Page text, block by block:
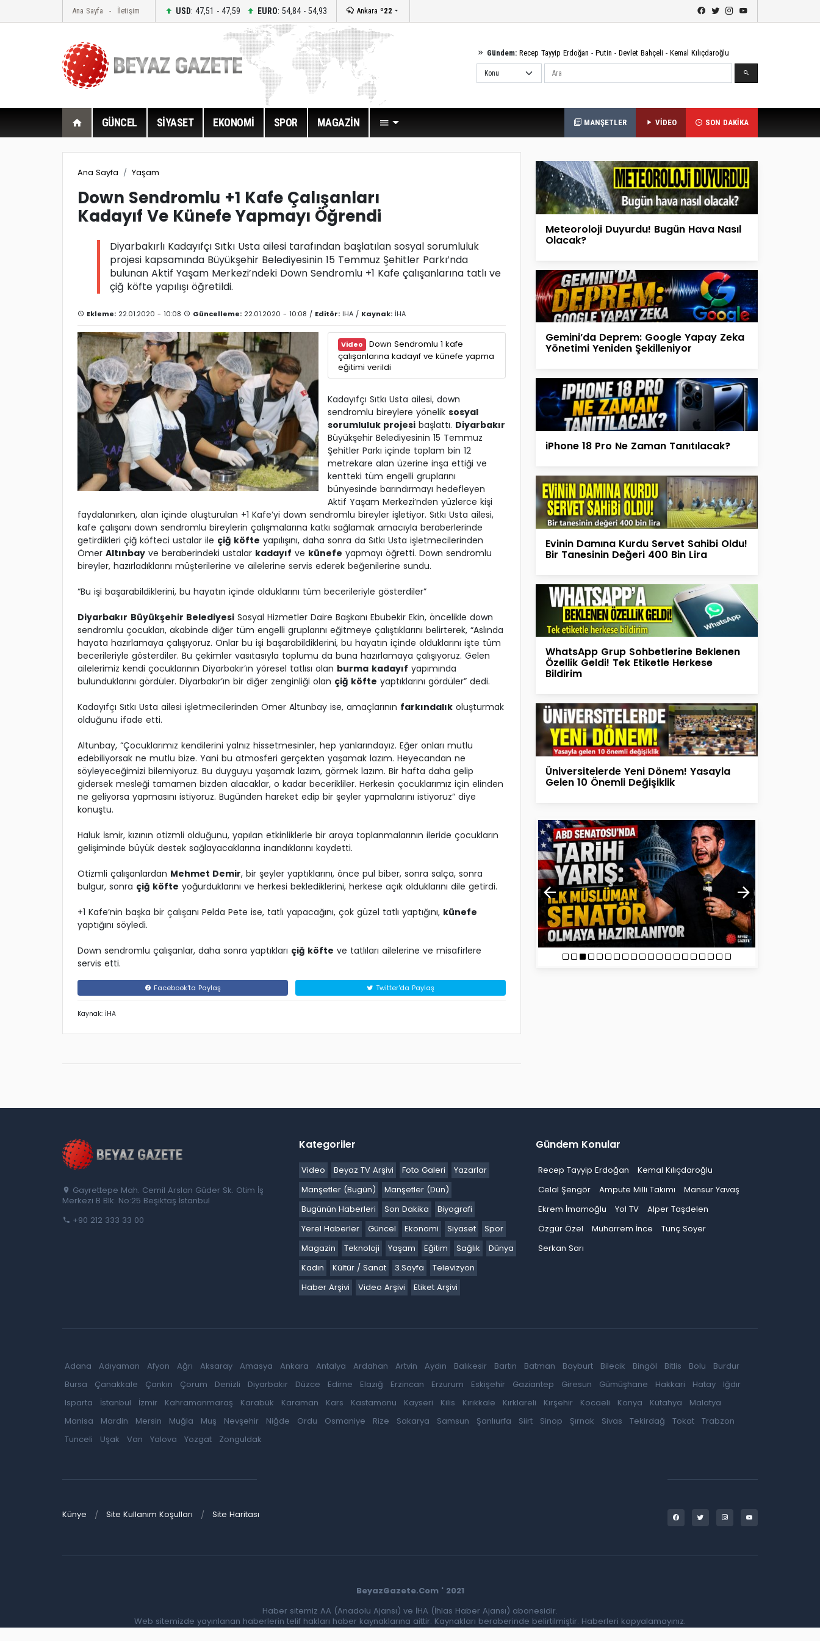
Ana Sayfa İletişim USD: 47,51 - 47,59 EURO: 54,84 - 54,93 Ankara º22
Gündem: Recep Tayyip Erdoğan - Putin - Devlet Bahçeli - Kemal Kılıçdaroğlu
Ara
GÜNCEL SİYASET EKONOMİ SPOR MAGAZİN MANŞETLER VİDEO SON DAKİKA
Ana Sayfa Yaşam
Down Sendromlu +1 Kafe Çalışanları
Kadayıf Ve Künefe Yapmayı Öğrendi
Diyarbakırlı Kadayıfçı Sıtkı Usta ailesi tarafından başlatılan sosyal sorumluluk
projesi kapsamında Büyükşehir Belediyesinin 15 Temmuz Şehitler Parkı’nda
bulunan Aktif Yaşam Merkezi’ndeki Down Sendromlu +1 Kafe çalışanlarına tatlı ve
çiğ köfte yapılışı öğretildi.
Ekleme: 22.01.2020 - 10:08 Güncelleme: 22.01.2020 - 10:08 / Editör: IHA / Kaynak: İHA
Video
Down Sendromlu 1 kafe
çalışanlarına kadayıf ve künefe yapma
eğitimi verildi
Kadayıfçı Sıtkı Usta ailesi, down
sendromlu bireylere yönelik sosyal
sorumluluk projesi başlattı. Diyarbakır
Büyükşehir Belediyesinin 15 Temmuz
Şehitler Parkı içinde toplam bin 12
metrekare alan üzerine inşa ettiği ve
kentteki tüm engelli gruplarını
bünyesinde barındırmayı hedefleyen
Aktif Yaşam Merkezi’nden yüzlerce kişi
faydalanırken, alan içinde oluşturulan +1 Kafe’yi down sendromlu bireyler işletiyor. Sıtkı Usta ailesi,
kafe çalışanı down sendromlu bireylerin çalışmalarına katkı sağlamak amacıyla beraberlerinde
getirdikleri çiğ köfteci ustalar ile çiğ köfte yapılışını, daha sonra da Sıtkı Usta işletmecilerinden
Ömer Altınbay ve beraberindeki ustalar kadayıf ve künefe yapmayı öğretti. Down sendromlu
bireyler, hazırladıklarını müşterilerine ve ailelerine servis ederek beğenilerine sundu.
“Bu işi başarabildiklerini, bu hayatın içinde olduklarını tüm becerileriyle gösterdiler”
Diyarbakır Büyükşehir Belediyesi Sosyal Hizmetler Daire Başkanı Ebubekir Ekin, öncelikle down
sendromlu çocukları, akabinde diğer tüm engelli gruplarını eğitmeye çalıştıklarını belirterek, “Aslında
hayata hazırlamaya çalışıyoruz. Onlar bu işi başarabildiklerini, bu hayatın içinde olduklarını işte tüm
becerileriyle gösterdiler. Bu çekimler vasıtasıyla toplumu da buna hazırlamaya çalışıyoruz. Gelen
ailelerimiz kendi çocuklarının Diyarbakır’ın yöresel tatlısı olan burma kadayıf yapımında
bulunduklarını gördüler. Diyarbakır’ın bir diğer zenginliği olan çiğ köfte yaptıklarını gördüler” dedi.
Kadayıfçı Sıtkı Usta ailesi işletmecilerinden Ömer Altunbay ise, amaçlarının farkındalık oluşturmak
olduğunu ifade etti.
Altunbay, “Çocuklarımız kendilerini yalnız hissetmesinler, hep yanlarındayız. Eğer onları mutlu
edebiliyorsak ne mutlu bize. Yani bu atmosferi gerçekten yaşamak lazım. Heyecandan ne
söyleyeceğimizi bilemiyoruz. Bu duyguyu yaşamak lazım, görmek lazım. Bir hafta daha gelip
gidersek mesleği tamamen bizden alacaklar, o kadar becerikliler. Herkesin çocuklarımız için elinden
ne geliyorsa yapmasını istiyoruz. Bugünden hareket edip bir şeyler yapmalarını istiyoruz” diye
konuştu.
Haluk İsmir, kızının otizmli olduğunu, yapılan etkinliklerle bir araya toplanmalarının ileride çocukların
gelişiminde büyük destek sağlayacaklarına inandıklarını kaydetti.
Otizmli çalışanlardan Mehmet Demir, bir şeyler yaptıklarını, önce pul biber, sonra salça, sonra
bulgur, sonra çiğ köfte yoğurduklarını ve herkesi beklediklerini, herkese açık olduklarını dile getirdi.
+1 Kafe’nin başka bir çalışanı Pelda Pete ise, tatlı yapacağını, çok güzel tatlı yaptığını, künefe
yaptığını söyledi.
Down sendromlu çalışanlar, daha sonra yaptıkları çiğ köfte ve tatlıları ailelerine ve misafirlere
servis etti.
Facebook'ta Paylaş Twitter'da Paylaş
Kaynak: İHA
Meteoroloji Duyurdu! Bugün Hava Nasıl
Olacak?
Gemini’da Deprem: Google Yapay Zeka
Yönetimi Yeniden Şekilleniyor
iPhone 18 Pro Ne Zaman Tanıtılacak?
Evinin Damına Kurdu Servet Sahibi Oldu!
Bir Tanesinin Değeri 400 Bin Lira
WhatsApp Grup Sohbetlerine Beklenen
Özellik Geldi! Tek Etiketle Herkese
Bildirim
Üniversitelerde Yeni Dönem! Yasayla
Gelen 10 Önemli Değişiklik
Gayrettepe Mah. Cemil Arslan Güder Sk. Otim İş
Merkezi B Blk. No:25 Beşiktaş İstanbul
+90 212 333 33 00
Kategoriler
Video Beyaz TV Arşivi Foto Galeri
Yazarlar
Manşetler (Bugün)
Manşetler (Dün)
Bugünün Haberleri
Son Dakika
Biyografi
Yerel Haberler
Güncel Ekonomi Siyaset
Spor
Magazin
Teknoloji Yaşam Eğitim Sağlık
Dünya
Kadın
Kültür / Sanat 3.Sayfa
Televizyon
Haber Arşivi
Video Arşivi Etiket Arşivi
Gündem Konular
Recep Tayyip Erdoğan
Kemal Kılıçdaroğlu
Celal Şengör
Ampute Milli Takımı
Mansur Yavaş
Ekrem İmamoğlu
Yol TV
Alper Taşdelen
Özgür Özel
Muharrem İnce
Tunç Soyer
Serkan Sarı
Adana Adıyaman Afyon Ağrı Aksaray Amasya Ankara Antalya Ardahan Artvin Aydın Balıkesir Bartın Batman Bayburt Bilecik Bingöl Bitlis Bolu
Burdur
Bursa
Çanakkale Çankırı Çorum Denizli Diyarbakır Düzce Edirne Elazığ Erzincan Erzurum Eskişehir Gaziantep Giresun Gümüşhane Hakkari Hatay
Iğdır
Isparta
İstanbul İzmir Kahramanmaraş Karabük Karaman Kars Kastamonu Kayseri Kilis Kırıkkale Kırklareli Kırşehir Kocaeli Konya Kütahya
Malatya
Manisa
Mardin Mersin Muğla Muş Nevşehir Niğde Ordu Osmaniye Rize Sakarya Samsun Şanlıurfa Siirt Sinop Şırnak Sivas Tekirdağ Tokat
Trabzon
Tunceli
Uşak Van Yalova Yozgat Zonguldak
Künye Site Kullanım Koşulları Site Haritası
BeyazGazete.Com ' 2021
Haber sitemiz AA (Anadolu Ajansı) ve İHA (İhlas Haber Ajansı) abonesidir.
Web sitemizde yayınlanan haberlerin telif hakları haber kaynaklarına aittir. Kaynakları beraberinde belirtilmiştir. Haberleri kopyalamayınız.